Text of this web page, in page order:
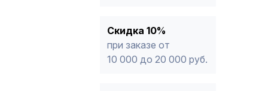
Скидка 10%
при заказе от
10 000 до 20 000 руб.